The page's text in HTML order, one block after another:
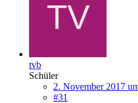
tvb
Schüler
2. November 2017
#31